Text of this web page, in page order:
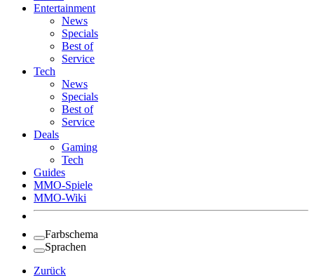
Entertainment
News
Specials
Best of
Service
Tech
News
Specials
Best of
Service
Deals
Gaming
Tech
Guides
MMO-Spiele
MMO-Wiki
Farbschema
Sprachen
Zurück